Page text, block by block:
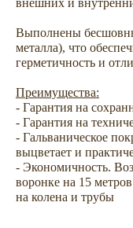
внешних и
Выполнены
металла), что
герметичность и
Преимущества:
- Гарантия на
- Гарантия на
- Гальваническое
выцветает и
- Экономичность.
воронке на 15
на колена и трубы
ХОТИТЕ
Узнайте